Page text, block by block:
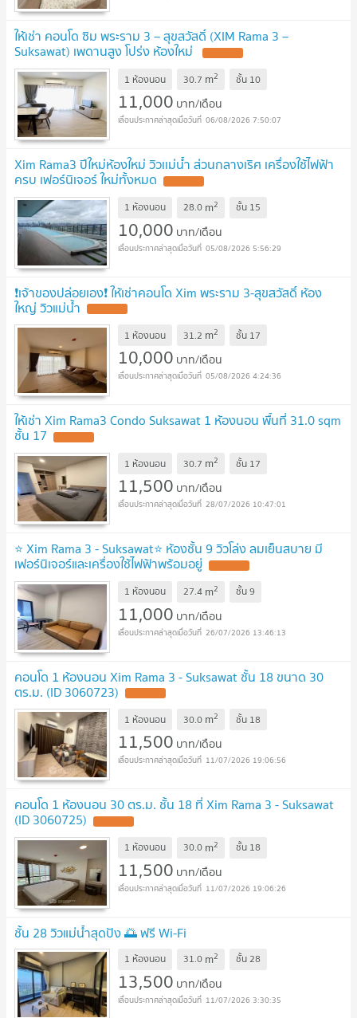
ให้เช่า คอนโด ซิม พระราม 3 – สุขสวัสดิ์ (XIM Rama 3 –
Suksawat) เพดานสูง โปร่ง ห้องใหม่
1 ห้องนอน 30.7 m2 ชั้น 10
11,000 บาท/เดือน
06/08/2026 7:50:07
Xim Rama3 ปีใหม่ห้องใหม่ วิวเเม่น้ำ ส่วนกลางเริศ เครื่องใช้ไฟฟ้า
ครบ เฟอร์นิเจอร์ ใหม่ทั้งหมด
1 ห้องนอน 28.0 m2 ชั้น 15
10,000 บาท/เดือน
05/08/2026 5:56:29
❗️เจ้าของปล่อยเอง❗️ ให้เช่าคอนโด Xim พระราม 3-สุขสวัสดิ์ ห้อง
ใหญ่ วิวแม่น้ำ
1 ห้องนอน 31.2 m2 ชั้น 17
10,000 บาท/เดือน
05/08/2026 4:24:36
ให้เช่า Xim Rama3 Condo Suksawat 1 ห้องนอน พื้นที่ 31.0 sqm
ชั้น 17
1 ห้องนอน 30.7 m2 ชั้น 17
11,500 บาท/เดือน
28/07/2026 10:47:01
⭐️ Xim Rama 3 - Suksawat⭐️ ห้องชั้น 9 วิวโล่ง ลมเย็นสบาย มี
เฟอร์นิเจอร์และเครื่องใช้ไฟฟ้าพร้อมอยู่
1 ห้องนอน 27.4 m2 ชั้น9
11,000 บาท/เดือน
26/07/2026 13:46:13
คอนโด 1 ห้องนอน Xim Rama 3 - Suksawat ชั้น 18 ขนาด 30
ตร.ม. (ID 3060723)
1 ห้องนอน 30.0 m2 ชั้น 18
11,500 บาท/เดือน
11/07/2026 19:06:56
คอนโด 1 ห้องนอน 30 ตร.ม. ชั้น 18 ที่ Xim Rama 3 - Suksawat
(ID 3060725)
1 ห้องนอน 30.0 m2 ชั้น 18
11,500 บาท/เดือน
11/07/2026 19:06:26
ชั้น 28 วิวแม่น้ำสุดปัง 🌅 ฟรี Wi-Fi
1 ห้องนอน 31.0 m2 ชั้น28
13,500 บาท/เดือน
11/07/2026 3:30:35